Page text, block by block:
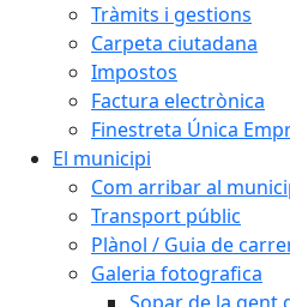
Tràmits i gestions
Carpeta ciutadana
Impostos
Factura electrònica
Finestreta Única
El municipi
Com arribar al
Transport públic
Plànol / Guia de
Galeria fotografica